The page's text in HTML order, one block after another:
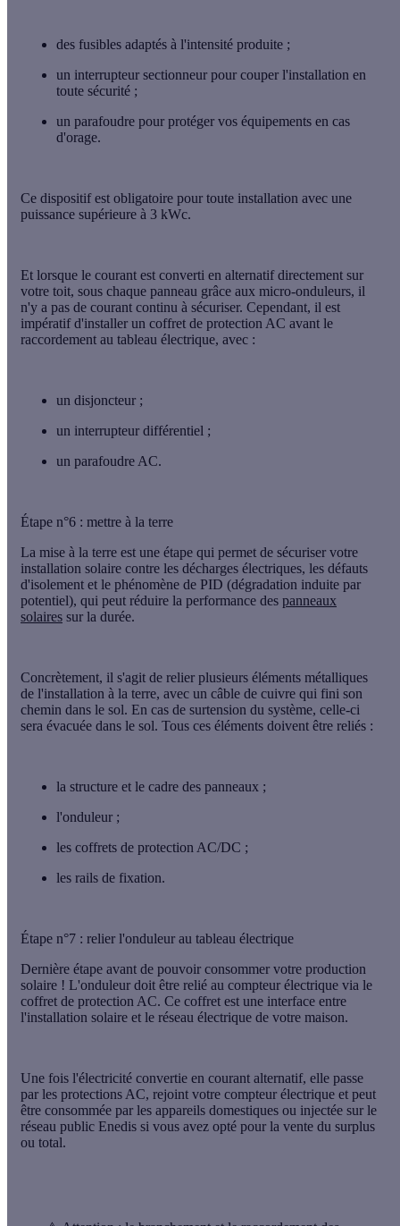
des fusibles adaptés à l'intensité produite ;
un interrupteur sectionneur pour couper l'installation en
toute sécurité ;
un parafoudre pour protéger vos équipements en cas
d'orage.
Ce dispositif est obligatoire pour toute installation avec une
puissance supérieure à 3 kWc.
Et lorsque le courant est converti en alternatif directement sur
votre toit, sous chaque panneau grâce aux micro-onduleurs, il
n'y a pas de courant continu à sécuriser. Cependant, il est
impératif d'installer un coffret de protection AC avant le
raccordement au tableau électrique, avec :
un disjoncteur ;
un interrupteur différentiel ;
un parafoudre AC.
Étape n°6 : mettre à la terre
La mise à la terre est une étape qui permet de sécuriser votre
installation solaire contre les décharges électriques, les défauts
d'isolement et le phénomène de PID (dégradation induite par
potentiel), qui peut réduire la performance des panneaux
solaires sur la durée.
Concrètement, il s'agit de relier plusieurs éléments métalliques
de l'installation à la terre, avec un câble de cuivre qui fini son
chemin dans le sol. En cas de surtension du système, celle-ci
sera évacuée dans le sol. Tous ces éléments doivent être reliés :
la structure et le cadre des panneaux ;
l'onduleur ;
les coffrets de protection AC/DC ;
les rails de fixation.
Étape n°7 : relier l'onduleur au tableau électrique
Dernière étape avant de pouvoir consommer votre production
solaire ! L'onduleur doit être relié au compteur électrique via le
coffret de protection AC. Ce coffret est une interface entre
l'installation solaire et le réseau électrique de votre maison.
Une fois l'électricité convertie en courant alternatif, elle passe
par les protections AC, rejoint votre compteur électrique et peut
être consommée par les appareils domestiques ou injectée sur le
réseau public Enedis si vous avez opté pour la vente du surplus
ou total.